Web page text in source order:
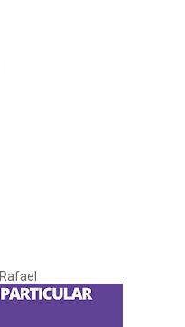
Rafael